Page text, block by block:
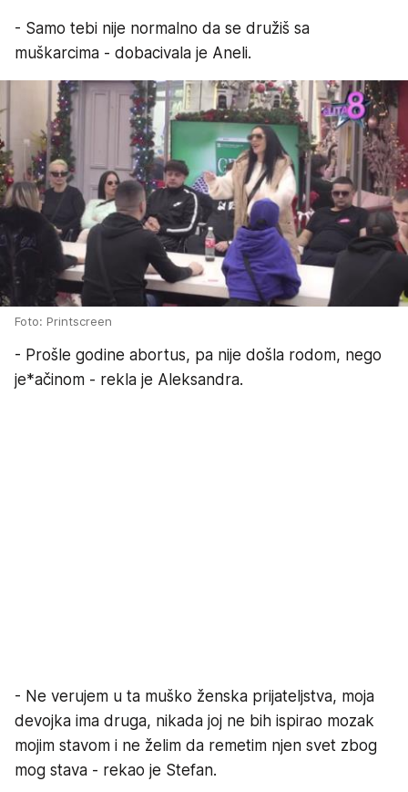
- Samo tebi nije normalno da se družiš sa
muškarcima - dobacivala je Aneli.
Foto: Printscreen
- Prošle godine abortus, pa nije došla rodom, nego
je*ačinom - rekla je Aleksandra.
- Ne verujem u ta muško ženska prijateljstva, moja
devojka ima druga, nikada joj ne bih ispirao mozak
mojim stavom i ne želim da remetim njen svet zbog
mog stava - rekao je Stefan.